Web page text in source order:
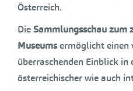
Österreich.
DieSammlungsschau zum
Museumsermöglicht einen
überraschenden Einblick
österreichischer wie auch